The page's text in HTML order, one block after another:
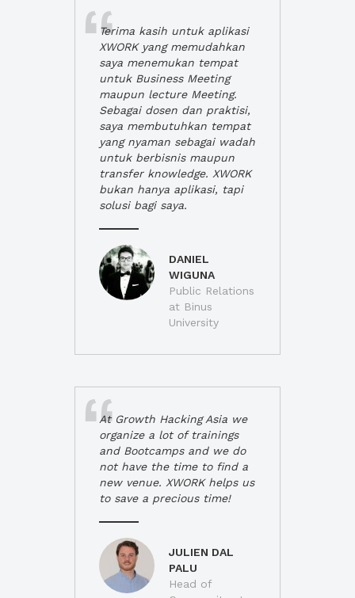
Terima kasih untuk aplikasi
XWORK yang memudahkan
saya menemukan tempat
untuk Business Meeting
maupun lecture Meeting.
Sebagai dosen dan praktisi,
saya membutuhkan tempat
yang nyaman sebagai wadah
untuk berbisnis maupun
transfer knowledge. XWORK
bukan hanya aplikasi, tapi
solusi bagi saya.
DANIEL
WIGUNA
Public Relations
at Binus
University
At Growth Hacking Asia we
organize a lot of trainings
and Bootcamps and we do
not have the time to find a
new venue. XWORK helps us
to save a precious time!
JULIEN DAL
PALU
Head of